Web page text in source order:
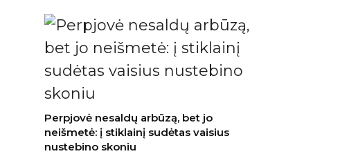
Perpjovė nesaldų arbūzą, bet jo
neišmetė: į stiklainį sudėtas vaisius
nustebino skoniu